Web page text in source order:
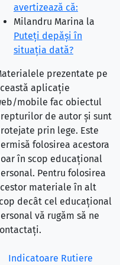
avertizează că:
Milandru Marina la
Puteţi depăşi în
situaţia dată?
prezentate pe
aplicație
mobile fac obiectul
de autor și sunt
prin lege. Este
folosirea acestora
în scop educațional
Pentru folosirea
materiale în alt
decât cel educațional
vă rugăm să ne
Indicatoare Rutiere